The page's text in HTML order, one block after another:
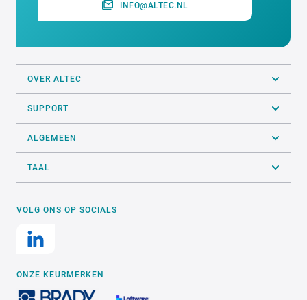
INFO@ALTEC.NL
OVER ALTEC
SUPPORT
ALGEMEEN
TAAL
VOLG ONS OP SOCIALS
ONZE KEURMERKEN